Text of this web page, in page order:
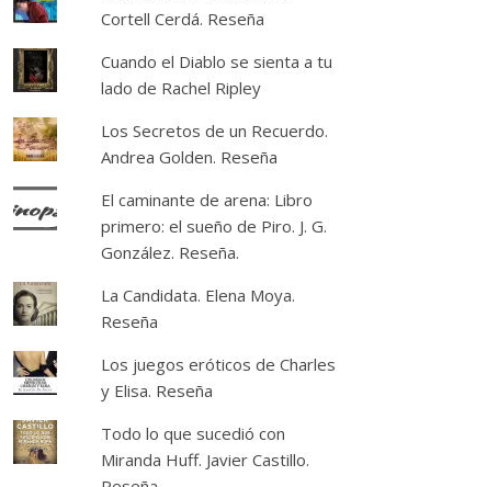
Cortell Cerdá. Reseña
Cuando el Diablo se sienta a tu
lado de Rachel Ripley
Los Secretos de un Recuerdo.
Andrea Golden. Reseña
El caminante de arena: Libro
primero: el sueño de Piro. J. G.
González. Reseña.
La Candidata. Elena Moya.
Reseña
Los juegos eróticos de Charles
y Elisa. Reseña
Todo lo que sucedió con
Miranda Huff. Javier Castillo.